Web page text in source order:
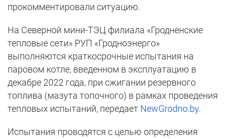
прокомментировали ситуацию.
На Северной мини-ТЭЦ филиала «Гродненские
тепловые сети» РУП «Гродноэнерго»
выполняются краткосрочные испытания на
паровом котле, введенном в эксплуатацию в
декабре 2022 года, при сжигании резервного
топлива (мазута топочного) в рамках проведения
тепловых испытаний, передает NewGrodno.by.
Испытания проводятся с целью определения